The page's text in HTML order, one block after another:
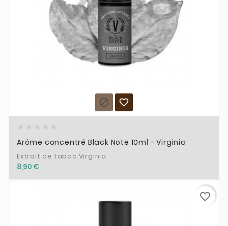
 
Arôme concentré Black Note 10ml - Virginia
Extrait de tabac Virginia
8,90 €
favorite_border